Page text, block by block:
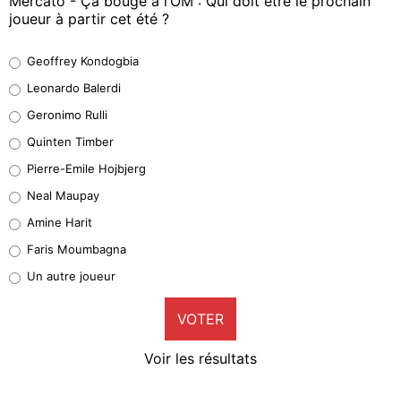
joueur à partir cet été ?
38%
32%
5%
1%
9%
Geoffrey Kondogbia
Leonardo Balerdi
Geronimo Rulli
Quinten Timber
Pierre-Emile Hojbjerg
Neal Maupay
Amine Harit
Faris Moumbagna
Un autre joueur
VOTER
Voir les résultats